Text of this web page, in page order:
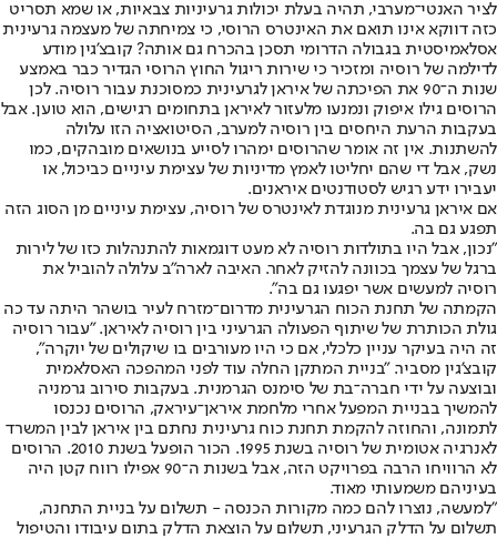
לציר האנטי־מערבי, תהיה בעלת יכולות גרעיניות צבאיות, או שמא תסריט
כזה דווקא אינו תואם את האינטרס הרוסי, כי צמיחתה של מעצמה גרעינית
אסלאמיסטית בגבולה הדרומי תסכן בהכרח גם אותה? קובצ'גין מודע
לדילמה של רוסיה ומזכיר כי שירות ריגול החוץ הרוסי הגדיר כבר באמצע
שנות ה־90 את הפיכתה של איראן לגרעינית כמסוכנת עבור רוסיה. לכן
הרוסים גילו איפוק ונמנעו מלעזור לאיראן בתחומים רגישים, הוא טוען. אבל
בעקבות הרעת היחסים בין רוסיה למערב, הסיטואציה הזו עלולה
להשתנות. אין זה אומר שהרוסים ימהרו לסייע בנושאים מובהקים, כמו
נשק, אבל די שהם יחליטו לאמץ מדיניות של עצימת עיניים כביכול, או
יעבירו ידע רגיש לסטודנטים איראנים.
אם איראן גרעינית מנוגדת לאינטרס של רוסיה, עצימת עיניים מן הסוג הזה
תפגע גם בה.
"נכון, אבל היו בתולדות רוסיה לא מעט דוגמאות להתנהלות כזו של לירות
ברגל של עצמך בכוונה להזיק לאחר. האיבה לארה"ב עלולה להוביל את
רוסיה למעשים אשר יפגעו גם בה".
הקמתה של תחנת הכוח הגרעינית מדרום־מזרח לעיר בושהר היתה עד כה
גולת הכותרת של שיתוף הפעולה הגרעיני בין רוסיה לאיראן. "עבור רוסיה
זה היה בעיקר עניין כלכלי, אם כי היו מעורבים בו שיקולים של יוקרה",
קובצ'גין מסביר. "בניית המתקן החלה עוד לפני המהפכה האסלאמית
ובוצעה על ידי חברה־בת של סימנס הגרמנית. בעקבות סירוב גרמניה
להמשיך בבניית המפעל אחרי מלחמת איראן־עיראק, הרוסים נכנסו
לתמונה, והחוזה להקמת תחנת כוח גרעינית נחתם בין איראן לבין המשרד
לאנרגיה אטומית של רוסיה בשנת 1995. הכור הופעל בשנת 2010. הרוסים
לא הרוויחו הרבה בפרויקט הזה, אבל בשנות ה־90 אפילו רווח קטן היה
בעיניהם משמעותי מאוד.
"למעשה, נוצרו להם כמה מקורות הכנסה - תשלום על בניית התחנה,
תשלום על הדלק הגרעיני, תשלום על הוצאת הדלק בתום עיבודו והטיפול